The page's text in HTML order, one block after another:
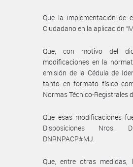
Que la implementación de
Ciudadano en la aplicación
Que, con motivo del
modificaciones en la
emisión de la Cédula de
tanto en formato físico
Normas Técnico-Registrales
Que esas modificaciones
Disposiciones Nros. DI-
DNRNPACP#MJ.
Que, entre otras medidas,